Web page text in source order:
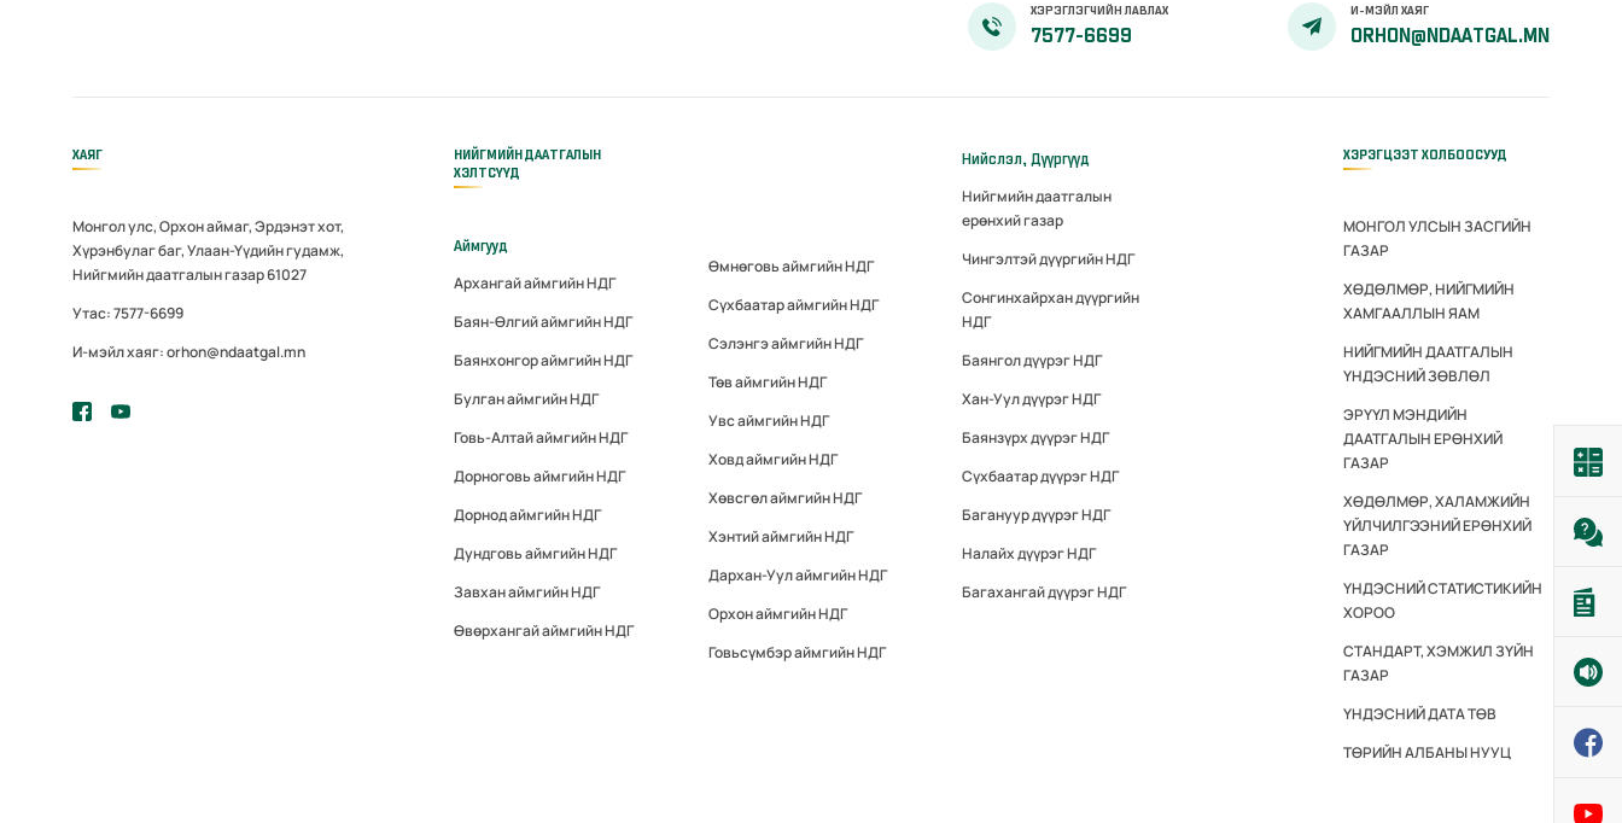
ХЭРЭГЛЭГЧИЙН ЛАВЛАХ
7577-6699
И-МЭЙЛ ХАЯГ
ORHON@NDAATGAL.MN
ХАЯГ
Монгол улс, Орхон аймаг, Эрдэнэт хот,
Хүрэнбулаг баг, Улаан-Үүдийн гудамж,
Нийгмийн даатгалын газар 61027
Утас: 7577-6699
И-мэйл хаяг: orhon@ndaatgal.mn
НИЙГМИЙН ДААТГАЛЫН
ХЭЛТСҮҮД
Аймгууд
Архангай аймгийн НДГ
Баян-Өлгий аймгийн НДГ
Баянхонгор аймгийн НДГ
Булган аймгийн НДГ
Говь-Алтай аймгийн НДГ
Дорноговь аймгийн НДГ
Дорнод аймгийн НДГ
Дундговь аймгийн НДГ
Завхан аймгийн НДГ
Өвөрхангай аймгийн НДГ
Өмнөговь аймгийн НДГ
Сүхбаатар аймгийн НДГ
Сэлэнгэ аймгийн НДГ
Төв аймгийн НДГ
Увс аймгийн НДГ
Ховд аймгийн НДГ
Хөвсгөл аймгийн НДГ
Хэнтий аймгийн НДГ
Дархан-Уул аймгийн НДГ
Орхон аймгийн НДГ
Говьсүмбэр аймгийн НДГ
Нийслэл, Дүүргүүд
Нийгмийн даатгалын
ерөнхий газар
Чингэлтэй дүүргийн НДГ
Сонгинхайрхан дүүргийн
НДГ
Баянгол дүүрэг НДГ
Хан-Уул дүүрэг НДГ
Баянзүрх дүүрэг НДГ
Сүхбаатар дүүрэг НДГ
Багануур дүүрэг НДГ
Налайх дүүрэг НДГ
Багахангай дүүрэг НДГ
ХЭРЭГЦЭЭТ ХОЛБООСУУД
МОНГОЛ УЛСЫН ЗАСГИЙН
ГАЗАР
ХӨДӨЛМӨР, НИЙГМИЙН
ХАМГААЛЛЫН ЯАМ
НИЙГМИЙН ДААТГАЛЫН
ҮНДЭСНИЙ ЗӨВЛӨЛ
ЭРҮҮЛ МЭНДИЙН
ДААТГАЛЫН ЕРӨНХИЙ
ГАЗАР
ХӨДӨЛМӨР, ХАЛАМЖИЙН
ҮЙЛЧИЛГЭЭНИЙ ЕРӨНХИЙ
ГАЗАР
ҮНДЭСНИЙ СТАТИСТИКИЙН
ХОРОО
СТАНДАРТ, ХЭМЖИЛ ЗҮЙН
ГАЗАР
ҮНДЭСНИЙ ДАТА ТӨВ
ТӨРИЙН АЛБАНЫ НУУЦ